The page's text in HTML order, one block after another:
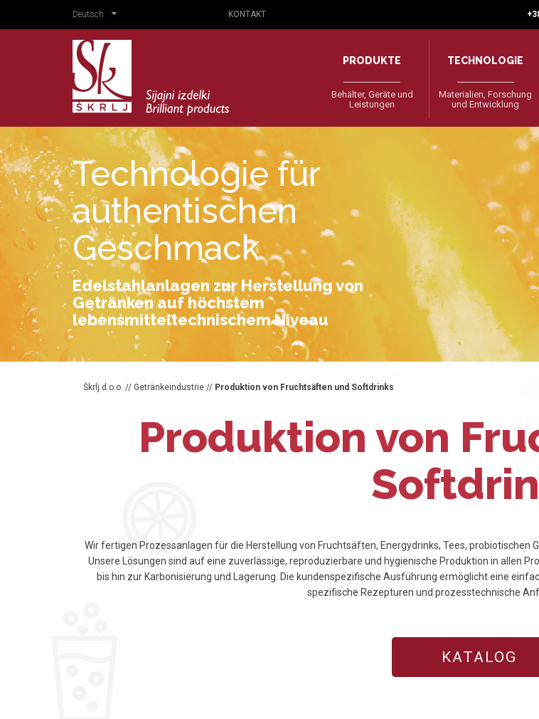
Deutsch KONTAKT
PRODUKTE
Behälter, Geräte und
Leistungen
TECHNOLOGIE
Materialien, Forschung
und Entwicklung
Technologie für
authentischen
Geschmack
Edelstahlanlagen zur Herstellung von
Getränken auf höchstem
lebensmitteltechnischem Niveau
Škrlj d.o.o. // Getränkeindustrie // Produktion von Fruchtsäften und Softdrinks
Produktion von
Wir fertigen Prozessanlagen für die Herstellung von Fruchtsäften, Energydrinks, Tees,
Unsere Lösungen sind auf eine zuverlässige, reproduzierbare und hygienische Produktion in allen
bis hin zur Karbonisierung und Lagerung. Die kundenspezifische Ausführung ermöglicht eine
spezifische Rezepturen und prozesstechnische
KATALOG